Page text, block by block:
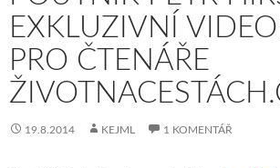
EXKLUZIVNÍ
PRO ČTENÁŘE
19.8.2014 KEJML 1 KOMENTÁŘ